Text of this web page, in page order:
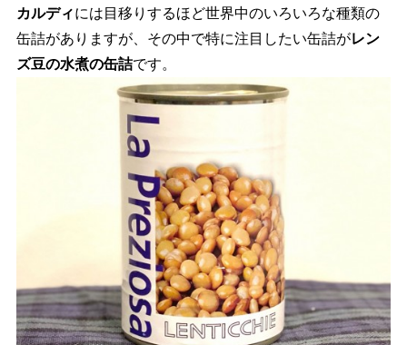
カルディには目移りするほど世界中のいろいろな種類の
缶詰がありますが、その中で特に注目したい缶詰がレン
ズ豆の水煮の缶詰です。